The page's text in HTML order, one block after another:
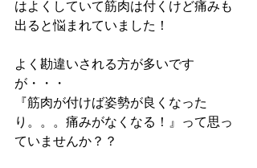
はよくしていて筋肉は付くけど痛みも
出ると悩まれていました！
よく勘違いされる方が多いです
が・・・
『筋肉が付けば姿勢が良くなった
り。。。痛みがなくなる！』って思っ
ていませんか？？